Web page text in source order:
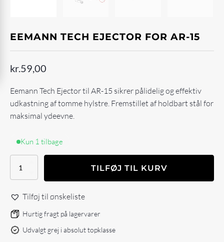
EEMANN TECH EJECTOR FOR AR-15
kr. 59,00
Eemann Tech Ejector til AR-15 sikrer pålidelig og effektiv
udkastning af tomme hylstre. Fremstillet af holdbart stål for
maksimal ydeevne.
Kun 1 tilbage
Eemann
for
AR-
15
antal
TILFØJ TIL KURV
Tilføj til ønskeliste
Hurtig fragt på lagervarer
Udvalgt grej i absolut topklasse